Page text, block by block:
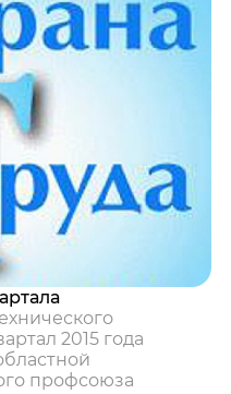
2015 года
профсоюза